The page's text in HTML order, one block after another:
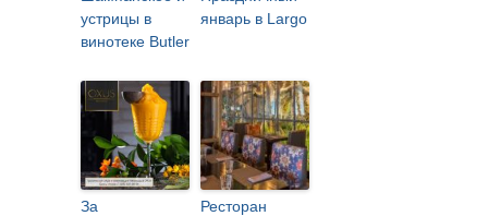
устрицы в
винотеке Butler
январь в Largo
За
Ресторан